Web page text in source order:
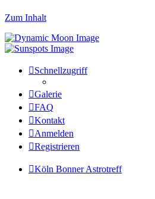
Zum Inhalt
Schnellzugriff
Galerie
FAQ
Kontakt
Anmelden
Registrieren
Köln Bonner Astrotreff